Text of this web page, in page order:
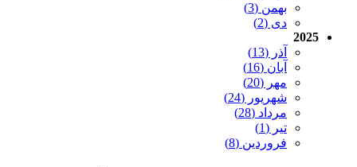
بهمن (3)
دی (2)
2025
آذر (13)
آبان (16)
مهر (20)
شهریور (24)
مرداد (28)
تیر (1)
فروردین (8)